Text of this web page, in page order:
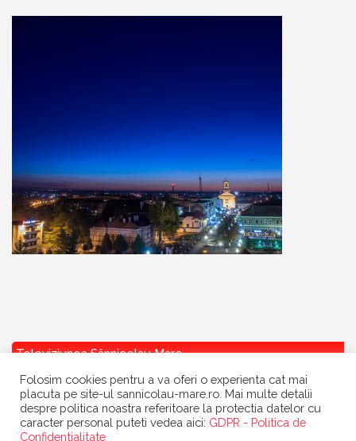
Televiziunea Sânnicolau Mare
Folosim cookies pentru a va oferi o experienta cat mai
placuta pe site-ul sannicolau-mare.ro. Mai multe detalii
despre politica noastra referitoare la protectia datelor cu
caracter personal puteti vedea aici: GDPR - Politica de
Confidentialitate